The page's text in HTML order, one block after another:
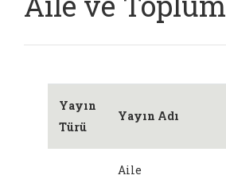
Yayın
Türü
Yayın Adı
Aile